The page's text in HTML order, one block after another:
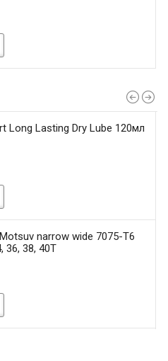
Long Lasting Dry Lube 120мл
narrow wide 7075-T6
36, 38, 40T